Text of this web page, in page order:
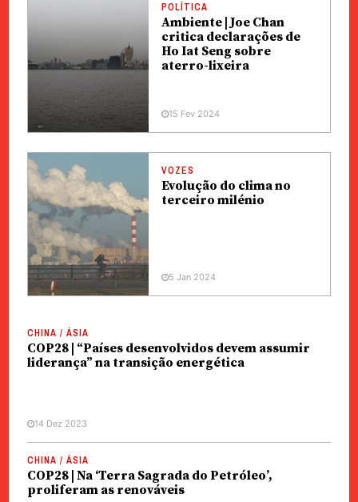
POLÍTICA
Ambiente | Joe Chan
critica declarações de
Ho Iat Seng sobre
aterro-lixeira
15 Fev 2024
VOZES
Evolução do clima no
terceiro milénio
5 Jan 2024
CHINA / ÁSIA
COP28 | “Países desenvolvidos devem assumir
liderança” na transição energética
14 Dez 2023
CHINA / ÁSIA
COP28 | Na ‘Terra Sagrada do Petróleo’,
proliferam as renováveis